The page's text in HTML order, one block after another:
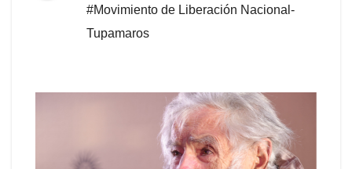
#Movimiento de Liberación Nacional-
Tupamaros